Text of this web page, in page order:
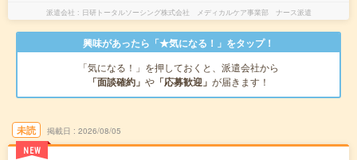
派遣会社 日研トータルソーシング株式会社 メディカルケア事業部 ナース派遣
興味があったら「★気になる！」をタップ！
「気になる！」を押しておくと、派遣会社から
「面談確約」 や 「応募歓迎」 が届きます！
未読
NEW
掲載日 2026/08/05